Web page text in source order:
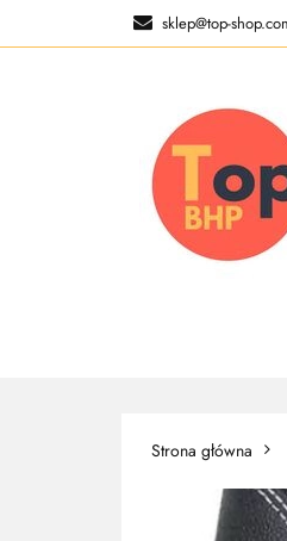
sklep@top-
Strona główna